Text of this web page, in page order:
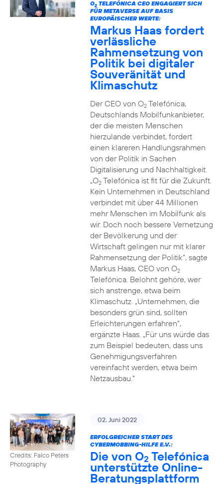
O2TELEFÓNICA CEO ENGAGIERT SICH
FÜR METAVERSE AUF BASIS
EUROPÄISCHER WERTE:
Markus Haas fordert
verlässliche
Rahmensetzung von
Politik bei digitaler
Souveränität und
Klimaschutz
Der CEO von O2Telefónica,
Deutschlands Mobilfunkanbieter,
der die meisten Menschen
hierzulande verbindet, fordert
einen klareren Handlungsrahmen
von der Politik in Sachen
Digitalisierung und Nachhaltigkeit.
„O2Telefónica ist fit für die Zukunft.
Kein Unternehmen in Deutschland
verbindet mit über 44 Millionen
mehr Menschen im Mobilfunk als
wir. Doch noch bessere Vernetzung
der Bevölkerung und der
Wirtschaft gelingen nur mit klarer
Rahmensetzung der Politik“, sagte
Markus Haas, CEO von O2
Telefónica. Belohnt gehöre, wer
sich anstrenge, etwa beim
Klimaschutz. „Unternehmen, die
besonders grün sind, sollten
Erleichterungen erfahren“,
ergänzte Haas. „Für uns würde das
zum Beispiel bedeuten, dass uns
Genehmigungsverfahren
vereinfacht werden, etwa beim
Netzausbau.“
Credits: Falco Peters
Photography
02. Juni 2022
ERFOLGREICHER START DES
CYBERMOBBING-HILFE E.V.:
Die von O2 Telefónica
unterstützte Online-
Beratungsplattform